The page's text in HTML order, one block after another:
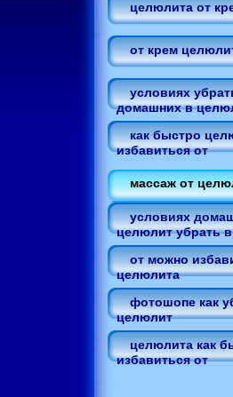
целюлита от
от крем
условиях
домашних в
как быстро
избавиться от
массаж от
условиях
целюлит убрать в
от можно
целюлита
фотошопе как
целюлит
целюлита как
избавиться от